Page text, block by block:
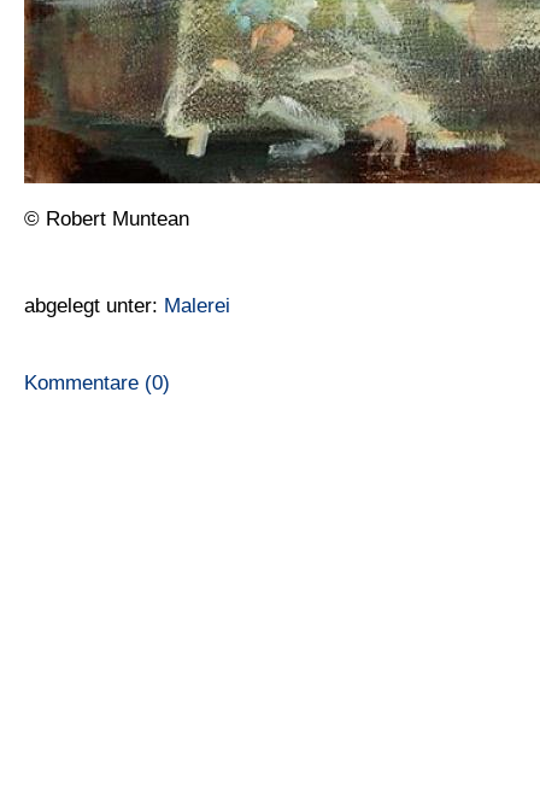
© Robert Muntean
abgelegt unter: Malerei
Kommentare (0)